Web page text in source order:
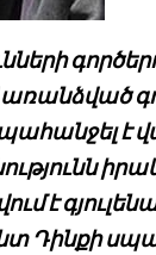
առանձված
է
է
Դինքի